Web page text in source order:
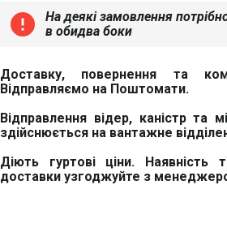
error
На деякі замовлення
в обидва боки
Доставку, повернення та
Відправляємо на Поштомати.
Відправлення відер, каністр та
здійснюється на вантажне
Діють гуртові ціни. Наявність
доставки узгоджуйте з